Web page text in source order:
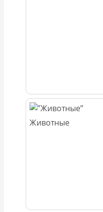
Животные